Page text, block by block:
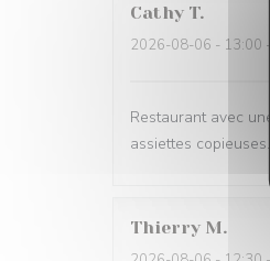
Cathy T
2026-08-06 - 13:00 -
Restaurant avec
assiettes
Thierry M